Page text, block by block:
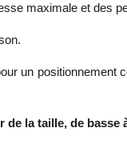
maximale et des
un positionnement
la taille, de basse